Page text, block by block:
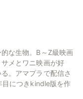
な生物。B～Z級映画
メとワニ映画が好
。アマプラで配信さ
目につきkindle版を作